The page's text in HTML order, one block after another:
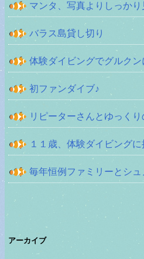
マンタ、写真よりしっかり
バラス島貸し切り
体験ダイビングでグルクン
初ファンダイブ♪
リピーターさんとゆっくり
１１歳、体験ダイビングに
毎年恒例ファミリーとシ
アーカイブ